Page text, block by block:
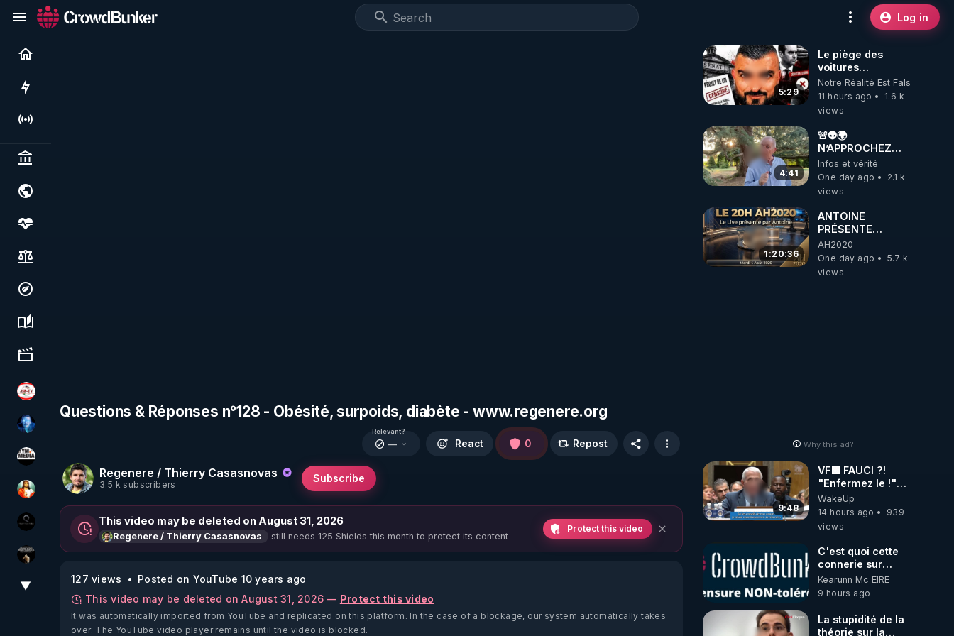
Log in
Politics & institutions
Society, justice & freedoms
Economy, environment & technology
Science, history & spirituality
Culture, media & entertainment
JSF - TV
AH2020
HYM.MEDIA
L'autre son de cloche
La vérité
Infos et vérité
▼
Questions & Réponses n°128 - Obésité, surpoids, diabète - www.regenere.org
Regenere / Thierry Casasnovas
3.5 k subscribers
Subscribe
Relevant?
— React 0 Repost
This video may be deleted on August 31, 2026
Regenere / Thierry Casasnovas still needs 125 Shields this month to protect its content
Protect this video
127 views
Posted on YouTube 10 years ago
This video may be deleted on August 31, 2026 — Protect this video
It was automatically imported from YouTube and replicated on this platform. In the case of a blockage, our system automatically takes
over. The YouTube video player remains until the video is blocked.
5:29
Le piège des
voitures
électriques se
referme sur les
usagers !
Notre Réalité Est Falsifiée Et
11 hours ago
1.6 k
views
4:41
🚨👽🌍
N’APPROCHEZ
PAS LA TERRE ! 😱
🛸
Infos et vérité
One day ago
2.1 k
views
1:20:36
ANTOINE
PRÉSENTE
AH2020 LE LIVE
20H ***DU
04/08/2026***
AH2020
One day ago
5.7 k
views
Why this ad?
9:48
VF🟩 FAUCI ?!
"Enfermez le !"
(Lock him up!) -
Quartz Traduction
WakeUp
14 hours ago
939
views
C'est quoi cette
connerie sur
CrowdBunker
???? Si on ne
peut plus publier,
c'est un peu de la
censure. Ne
Kearunn Mc EIRE
9 hours ago
La stupidité de la
théorie sur la